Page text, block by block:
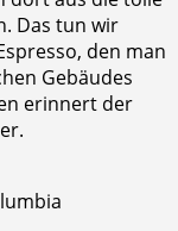
Das tun wir
den man
Gebäudes
erinnert der